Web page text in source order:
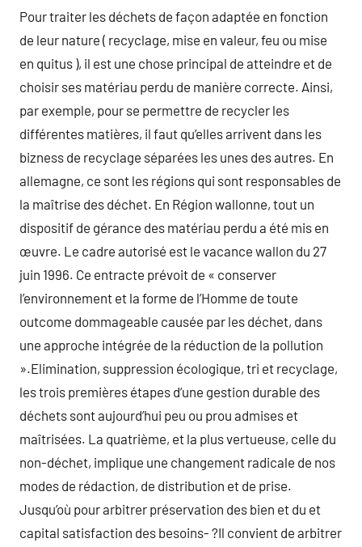
Pour traiter les déchets de façon adaptée en fonction
de leur nature ( recyclage, mise en valeur, feu ou mise
en quitus ), il est une chose principal de atteindre et de
choisir ses matériau perdu de manière correcte. Ainsi,
par exemple, pour se permettre de recycler les
différentes matières, il faut qu’elles arrivent dans les
bizness de recyclage séparées les unes des autres. En
allemagne, ce sont les régions qui sont responsables de
la maîtrise des déchet. En Région wallonne, tout un
dispositif de gérance des matériau perdu a été mis en
œuvre. Le cadre autorisé est le vacance wallon du 27
juin 1996. Ce entracte prévoit de « conserver
l’environnement et la forme de l’Homme de toute
outcome dommageable causée par les déchet, dans
une approche intégrée de la réduction de la pollution
».Elimination, suppression écologique, tri et recyclage,
les trois premières étapes d’une gestion durable des
déchets sont aujourd’hui peu ou prou admises et
maîtrisées. La quatrième, et la plus vertueuse, celle du
non-déchet, implique une changement radicale de nos
modes de rédaction, de distribution et de prise.
Jusqu’où pour arbitrer préservation des bien et du et
capital satisfaction des besoins- ?Il convient de arbitrer